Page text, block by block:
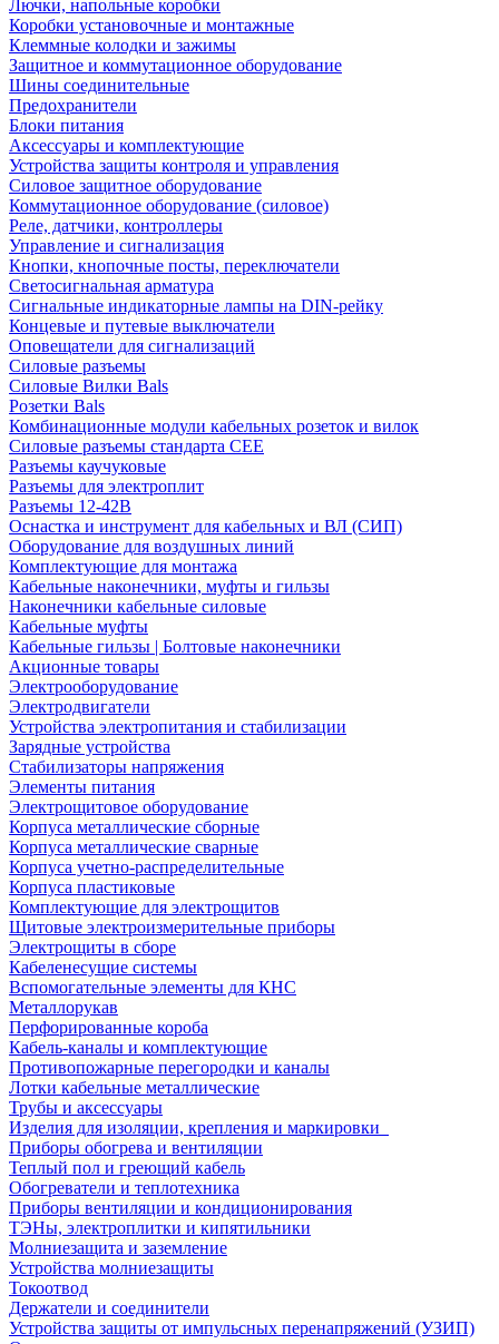
Лючки, напольные коробки
Коробки установочные и монтажные
Клеммные колодки и зажимы
Защитное и коммутационное оборудование
Шины соединительные
Предохранители
Блоки питания
Аксессуары и комплектующие
Устройства защиты контроля и управления
Силовое защитное оборудование
Коммутационное оборудование (силовое)
Реле, датчики, контроллеры
Управление и сигнализация
Кнопки, кнопочные посты, переключатели
Светосигнальная арматура
Сигнальные индикаторные лампы на DIN-рейку
Концевые и путевые выключатели
Оповещатели для сигнализаций
Силовые разъемы
Силовые Вилки Bals
Розетки Bals
Комбинационные модули кабельных розеток и вилок
Силовые разъемы стандарта CEE
Разъемы каучуковые
Разъемы для электроплит
Разъемы 12-42В
Оснастка и инструмент для кабельных и ВЛ (СИП)
Оборудование для воздушных линий
Комплектующие для монтажа
Кабельные наконечники, муфты и гильзы
Наконечники кабельные силовые
Кабельные муфты
Кабельные гильзы | Болтовые наконечники
Акционные товары
Электрооборудование
Электродвигатели
Устройства электропитания и стабилизации
Зарядные устройства
Стабилизаторы напряжения
Элементы питания
Электрощитовое оборудование
Корпуса металлические сборные
Корпуса металлические сварные
Корпуса учетно-распределительные
Корпуса пластиковые
Комплектующие для электрощитов
Щитовые электроизмерительные приборы
Электрощиты в сборе
Кабеленесущие системы
Вспомогательные элементы для КНС
Металлорукав
Перфорированные короба
Кабель-каналы и комплектующие
Противопожарные перегородки и каналы
Лотки кабельные металлические
Трубы и аксессуары
Изделия для изоляции, крепления и маркировки
Приборы обогрева и вентиляции
Теплый пол и греющий кабель
Обогреватели и теплотехника
Приборы вентиляции и кондиционирования
ТЭНы, электроплитки и кипятильники
Молниезащита и заземление
Устройства молниезащиты
Токоотвод
Держатели и соединители
Устройства защиты от импульсных перенапряжений (УЗИП)